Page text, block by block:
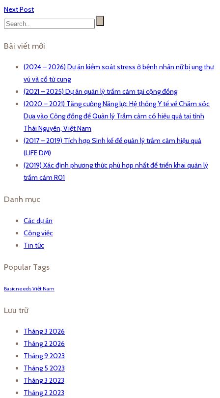
Next Post
Bài viết mới
(2024 – 2026) Dự án kiểm soát stress ở bệnh nhân nữ bị ung thư
vú và cổ tử cung
(2021 – 2025) Dự án quản lý trầm cảm tại cộng đồng
(2020 – 2021) Tăng cường Năng lực Hệ thống Y tế về Chăm sóc
Dựa vào Cộng đồng để Quản lý Trầm cảm có hiệu quả tại tỉnh
Thái Nguyên, Việt Nam
(2017 – 2019) Tích hợp Sinh kế để quản lý trầm cảm hiệu quả
(LIFE DM)
(2019) Xác định phương thức phù hợp nhất để triển khai quản lý
trầm cảm R01
Danh mục
Các dự án
Công việc
Tin tức
Popular Tags
Basicneeds Việt Nam
Lưu trữ
Tháng 3 2026
Tháng 2 2026
Tháng 9 2023
Tháng 5 2023
Tháng 3 2023
Tháng 2 2023